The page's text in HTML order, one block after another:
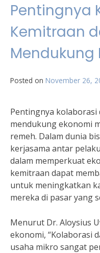
Pentingnya
Kemitraan
Mendukung
Posted on November 26,
Pentingnya kolaborasi
mendukung ekonomi
remeh. Dalam dunia
kerjasama antar
dalam memperkuat
kemitraan dapat
untuk meningkatkan
mereka di pasar yang
Menurut Dr. Aloysius
ekonomi, “Kolaborasi
usaha mikro sangat